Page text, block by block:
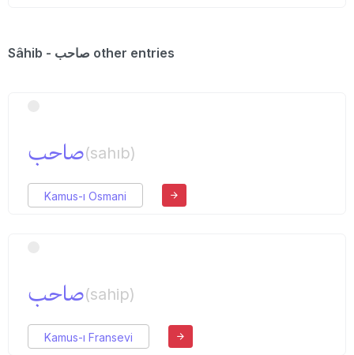
Sâhib - صاحب other entries
صاحب(sahıb)
Kamus-ı Osmani
صاحب(sahip)
Kamus-ı Fransevi